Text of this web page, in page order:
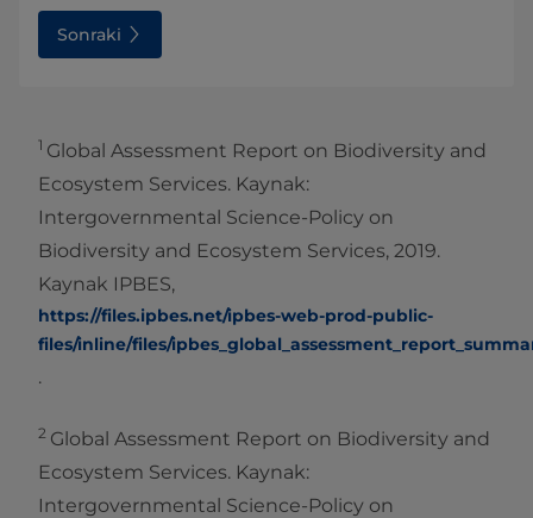
Sonraki
1 Global Assessment Report on Biodiversity and
Ecosystem Services. Kaynak:
Intergovernmental Science-Policy on
Biodiversity and Ecosystem Services, 2019.
Kaynak IPBES,
https://files.ipbes.net/ipbes-web-prod-public-
files/inline/files/
.
2 Global Assessment Report on Biodiversity and
Ecosystem Services. Kaynak:
Intergovernmental Science-Policy on